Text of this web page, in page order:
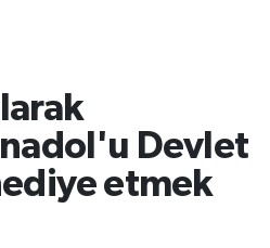
Devlet
etmek
Haritası
ve Fikstür